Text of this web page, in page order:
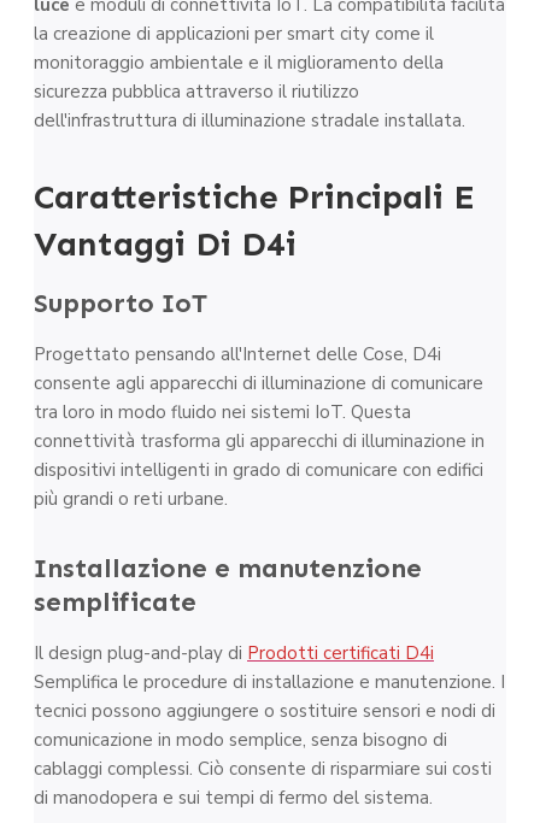
luce e moduli di connettività IoT. La compatibilità facilita
la creazione di applicazioni per smart city come il
monitoraggio ambientale e il miglioramento della
sicurezza pubblica attraverso il riutilizzo
dell'infrastruttura di illuminazione stradale installata.
Caratteristiche Principali E
Vantaggi Di D4i
Supporto IoT
Progettato pensando all'Internet delle Cose, D4i
consente agli apparecchi di illuminazione di comunicare
tra loro in modo fluido nei sistemi IoT. Questa
connettività trasforma gli apparecchi di illuminazione in
dispositivi intelligenti in grado di comunicare con edifici
più grandi o reti urbane.
Installazione e manutenzione
semplificate
Il design plug-and-play di Prodotti certificati D4i
Semplifica le procedure di installazione e manutenzione. I
tecnici possono aggiungere o sostituire sensori e nodi di
comunicazione in modo semplice, senza bisogno di
cablaggi complessi. Ciò consente di risparmiare sui costi
di manodopera e sui tempi di fermo del sistema.